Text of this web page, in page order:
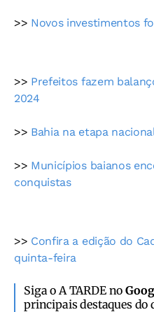
>> Novos investimentos
>> Prefeitos fazem
2024
>> Bahia na etapa
>> Municípios baianos
conquistas
>> Confira a edição do
quinta-feira
Siga o A TARDE no
principais destaques do